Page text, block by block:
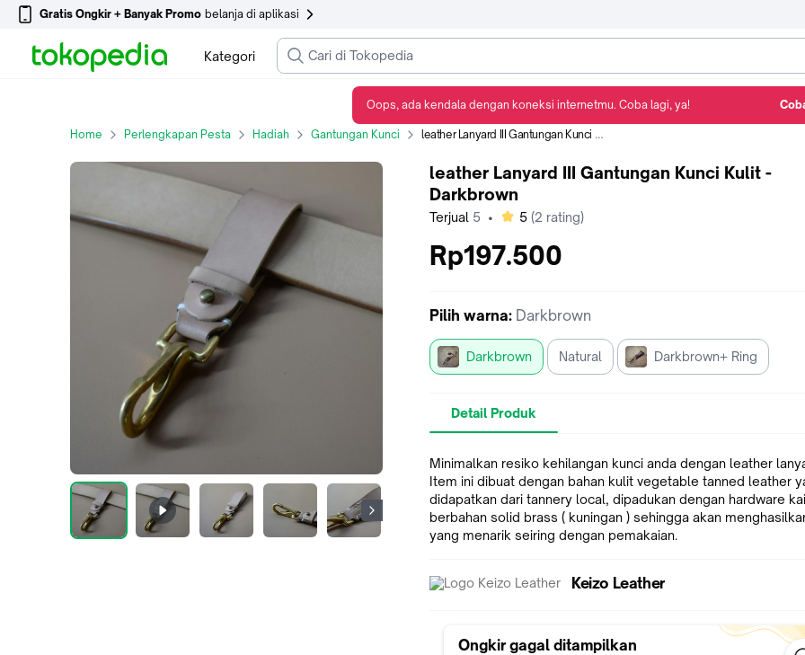
Gratis Ongkir + Banyak Promo belanja di aplikasi
Kategori
Home Perlengkapan Pesta Hadiah Gantungan Kunci leather Lanyard III Gantungan Kunci Kulit - Darkbrown
leather Lanyard III Gantungan Kunci Kulit -
Darkbrown
Terjual 5 • bintang
5 (2 rating)
Rp197.500
Pilih warna: Darkbrown
Darkbrown Natural Darkbrown+ Ring
Detail Produk
Minimalkan resiko kehilangan kunci anda dengan leather
Item ini dibuat dengan bahan kulit vegetable tanned leather
didapatkan dari tannery local, dipadukan dengan hardware
berbahan solid brass ( kuningan ) sehingga akan
yang menarik seiring dengan pemakaian.
Keizo Leather
Ongkir gagal ditampilkan
Oops, ada kendala dengan koneksi internetmu. Coba lagi, ya!